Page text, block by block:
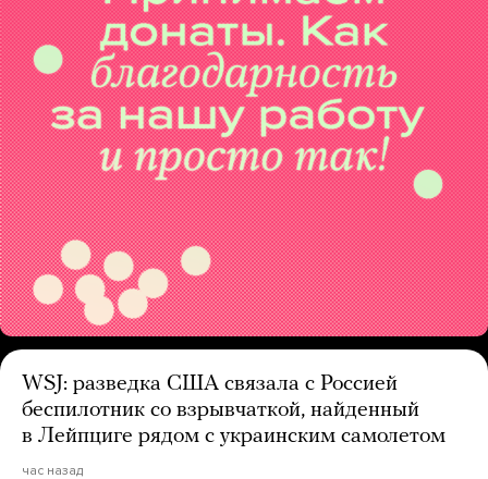
WSJ: разведка США связала с Россией
беспилотник со взрывчаткой, найденный
в Лейпциге рядом с украинским самолетом
час назад